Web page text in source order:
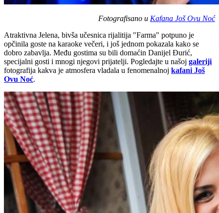
Fotografisano u Kafana Još Ovu Noć
Atraktivna Jelena, bivša učesnica rijalitija "Farma" potpuno je
opčinila goste na karaoke večeri, i još jednom pokazala kako se
dobro zabavlja. Među gostima su bili domaćin Danijel Đurić,
specijalni gosti i mnogi njegovi prijatelji. Pogledajte u našoj galeriji
fotografija kakva je atmosfera vladala u fenomenalnoj kafani Još
Ovu Noć.